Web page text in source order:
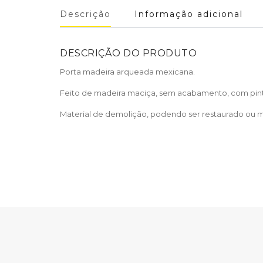
Descrição Informação adicional
DESCRIÇÃO DO PRODUTO
Porta madeira arqueada mexicana.
Feito de madeira maciça, sem acabamento, com
Material de demolição, podendo ser restaurado ou